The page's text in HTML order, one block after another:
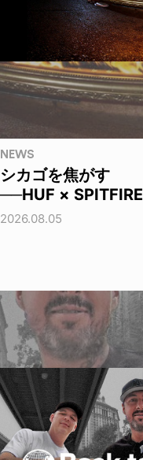
NEWS
シカゴを焦がす
──HUF × SPITFIRE
2026.08.05